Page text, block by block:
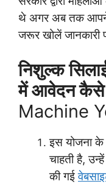
थे अगर अब तक आपने
जरूर खोलें जानकारी
निशुल्क
में आवेदन
Machine
इस योजना के
चाहती है,
की गई